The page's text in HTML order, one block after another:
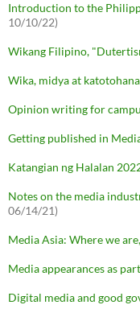
Introduction to the
10/10/22)
Wikang Filipino,
Wika, midya at
Opinion writing for
Getting published in
Katangian ng Halalan
Notes on the media
06/14/21)
Media Asia: Where we
Media appearances as
Digital media and good